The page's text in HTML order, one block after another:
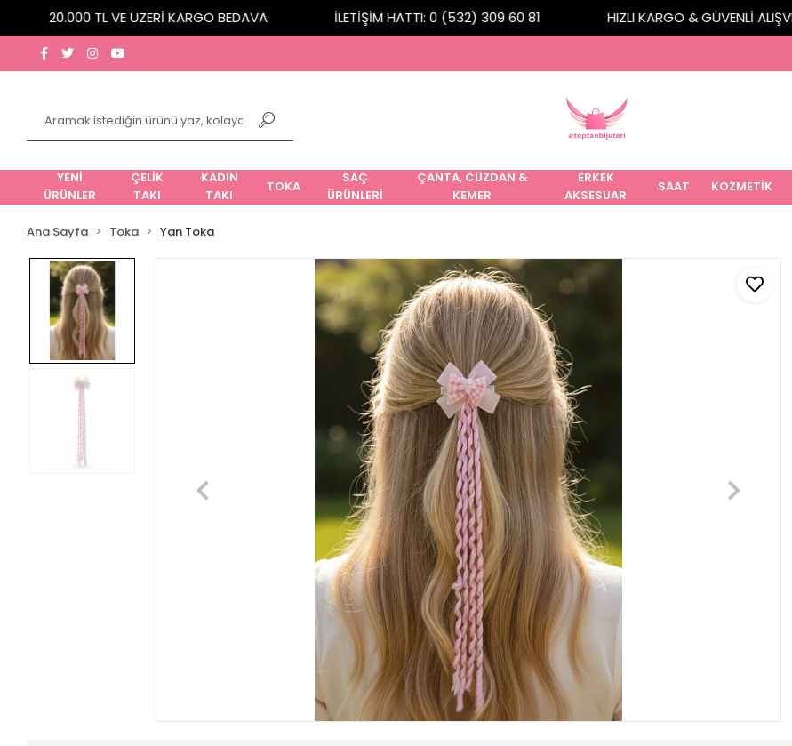
20.000 TL VE ÜZERİ KARGO BEDAVA İLETİŞİM HATTI: 0 (532) 309 60 81 HIZLI KARGO & GÜVENLİ
YENİ
ÜRÜNLER
ÇELİK
TAKI
KADIN
TAKI
TOKA
SAÇ
ÜRÜNLERİ
ÇANTA, CÜZDAN &
KEMER
ERKEK
AKSESUAR
SAAT KOZMETİK
Ana Sayfa Toka Yan Toka